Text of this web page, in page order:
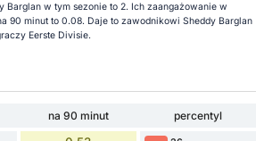
w tym sezonie to 2. Ich zaangażowanie w
90 minut to 0.08. Daje to zawodnikowi Sheddy Barglan
Eerste Divisie.
na 90 minut
percentyl